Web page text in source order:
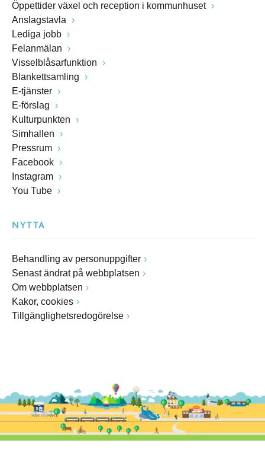
Öppettider växel och reception i kommunhuset
Anslagstavla
Lediga jobb
Felanmälan
Visselblåsarfunktion
Blankettsamling
E-tjänster
E-förslag
Kulturpunkten
Simhallen
Pressrum
Facebook
Instagram
You Tube
NYTTA
Behandling av personuppgifter
Senast ändrat på webbplatsen
Om webbplatsen
Kakor, cookies
Tillgänglighetsredogörelse